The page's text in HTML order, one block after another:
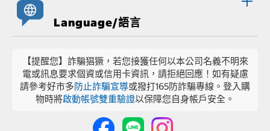
Language/語言
【提醒您】詐騙猖獗，若您接獲任何以本公司名義不明來
電或訊息要求個資或信用卡資訊，請拒絕回應！如有疑慮
請參考好市多防止詐騙宣導或撥打165防詐騙專線。登入購
物時將啟動帳號雙重驗證以保障您自身帳戶安全。